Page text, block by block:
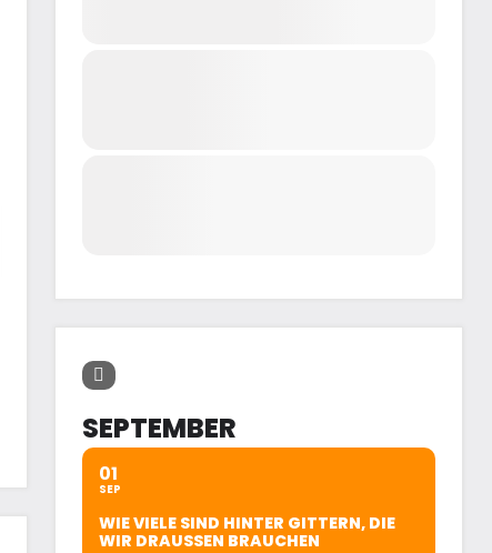
SEPTEMBER
01
SEP
WIE VIELE SIND HINTER GITTERN, DIE
WIR DRAUSSEN BRAUCHEN